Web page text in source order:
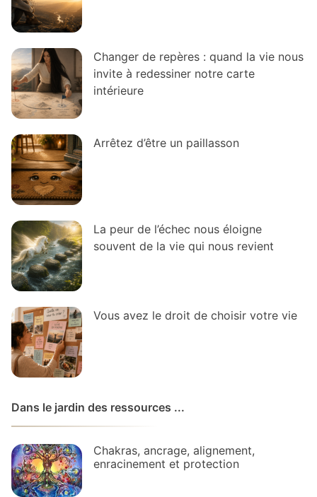
Changer de repères : quand la vie nous
invite à redessiner notre carte
intérieure
Arrêtez d’être un paillasson
La peur de l’échec nous éloigne
souvent de la vie qui nous revient
Vous avez le droit de choisir votre vie
Dans le jardin des ressources ...
Chakras, ancrage, alignement,
enracinement et protection